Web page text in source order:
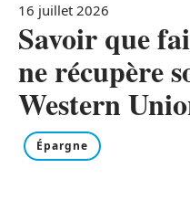
16 juillet 2026
Savoir que
ne récupère
Western
Épargne